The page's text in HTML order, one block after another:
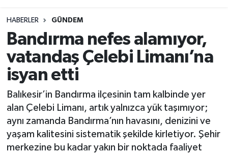
HABERLER GÜNDEM
Bandırma nefes alamıyor,
vatandaş Çelebi Limanı’na
isyan etti
Balıkesir’in Bandırma ilçesinin tam kalbinde yer
alan Çelebi Limanı, artık yalnızca yük taşımıyor;
aynı zamanda Bandırma’nın havasını, denizini ve
yaşam kalitesini sistematik şekilde kirletiyor. Şehir
merkezine bu kadar yakın bir noktada faaliyet
DÜNYA
EĞİTİM
EKONOMİ
GÖKTÜRK
GÜNDEM
KEMERBURGAZ
Tüm Manşetler
Son Dakika Haberleri
Haber Arşivi